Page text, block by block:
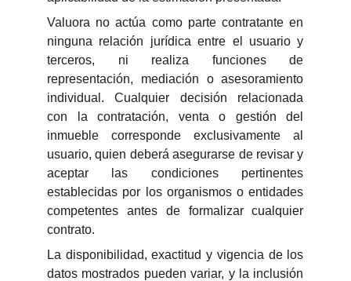
Valuora no actúa como parte contratante en
ninguna relación jurídica entre el usuario y
terceros, ni realiza funciones de
representación, mediación o asesoramiento
individual. Cualquier decisión relacionada
con la contratación, venta o gestión del
inmueble corresponde exclusivamente al
usuario, quien deberá asegurarse de revisar y
aceptar las condiciones pertinentes
establecidas por los organismos o entidades
competentes antes de formalizar cualquier
contrato.
La disponibilidad, exactitud y vigencia de los
datos mostrados pueden variar, y la inclusión